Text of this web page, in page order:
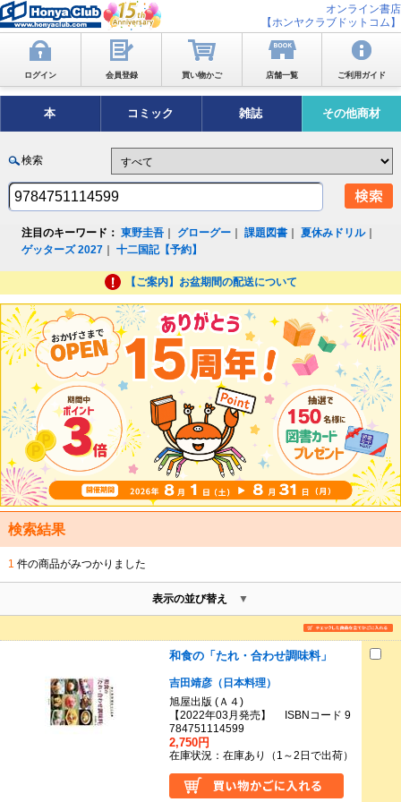
オンライン書店
【ホンヤクラブドットコム】
ログイン 会員登録 買い物かご 店舗一覧 ご利用ガイド
本 コミック 雑誌 その他商材
検索
注目のキーワード： 東野圭吾 グローグー ｜課題図書 ｜夏休みドリル｜
ゲッターズ 2027 ｜十二国記【予約】
【ご案内】お盆期間の配送について
検索結果
1 件の商品がみつかりました
表示の並び替え
和食の「たれ・合わせ調味料」
吉田靖彦（日本料理）
旭屋出版 (Ａ４)
【2022年03月発売】 ISBNコード 9
784751114599
2,750円
在庫状況：在庫あり（1～2日で出荷）